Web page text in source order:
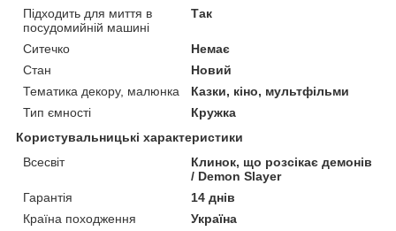
Підходить для миття в
посудомийній машині
Так
Ситечко
Немає
Стан
Новий
Тематика декору, малюнка
Казки, кіно, мультфільми
Тип ємності
Кружка
Користувальницькі характеристики
Всесвіт
Клинок, що розсікає демонів
/ Demon Slayer
Гарантія
14 днів
Країна походження
Україна